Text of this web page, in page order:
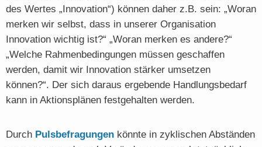
des Wertes „Innovation“) können daher z.B. sein: „Woran
merken wir selbst, dass in unserer Organisation
Innovation wichtig ist?“ „Woran merken es andere?“
„Welche Rahmenbedingungen müssen geschaffen
werden, damit wir Innovation stärker umsetzen
können?“. Der sich daraus ergebende Handlungsbedarf
kann in Aktionsplänen festgehalten werden.
Durch Pulsbefragungen könnte in zyklischen Abständen